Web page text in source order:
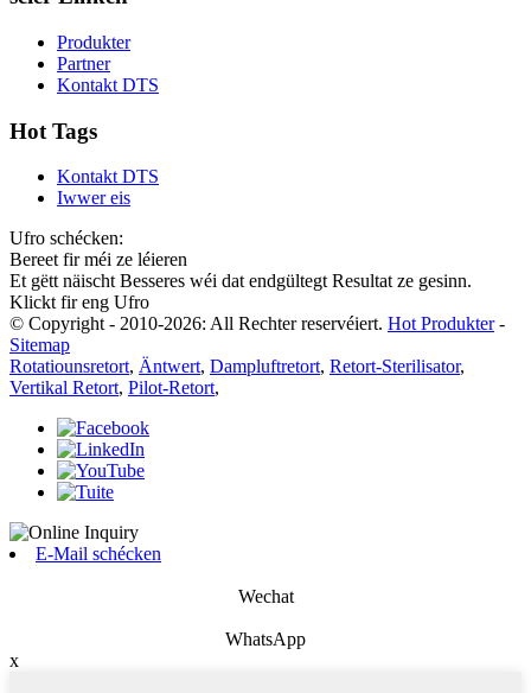
Produkter
Partner
Kontakt DTS
Hot Tags
Kontakt DTS
Iwwer eis
Ufro schécken:
Bereet fir méi ze léieren
Et gëtt näischt Besseres wéi dat endgültegt Resultat ze gesinn.
Klickt fir eng Ufro
© Copyright - 2010-2026: All Rechter reservéiert. Hot Produkter-
Sitemap
Rotatiounsretort, Äntwert, Dampluftretort, Retort-Sterilisator,
Vertikal Retort, Pilot-Retort,
E-Mail schécken
Wechat
WhatsApp
x